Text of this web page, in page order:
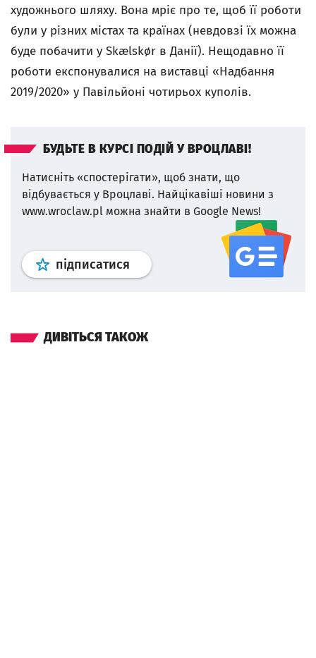
художнього шляху. Вона мріє про те, щоб її роботи
були у різних містах та країнах (невдовзі їх можна
буде побачити у Skælskør в Данії). Нещодавно її
роботи експонувалися на виставці «Надбання
2019/2020» у Павільйоні чотирьох куполів.
БУДЬТЕ В КУРСІ ПОДІЙ У ВРОЦЛАВІ!
Натисніть «спостерігати», щоб знати, що
відбувається у Вроцлаві. Найцікавіші новини з
www.wroclaw.pl можна знайти в Google News!
підписатися Профіль google news
ДИВІТЬСЯ ТАКОЖ